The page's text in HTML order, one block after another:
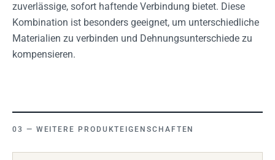
zuverlässige, sofort haftende Verbindung bietet. Diese
Kombination ist besonders geeignet, um unterschiedliche
Materialien zu verbinden und Dehnungsunterschiede zu
kompensieren.
WEITERE PRODUKTEIGENSCHAFTEN